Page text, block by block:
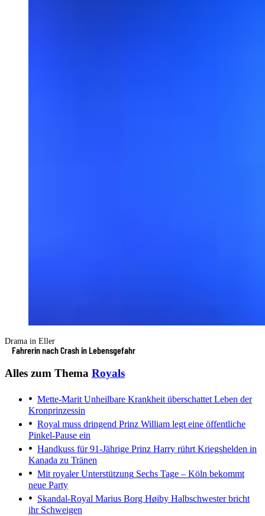
Drama in Eller
Fahrerin nach Crash in Lebensgefahr
Alles zum Thema Royals
Mette-Marit Unheilbare Krankheit überschattet Leben der
Kronprinzessin
Royal muss dringend Prinz William legt eine öffentliche
Pinkel-Pause ein
Handkuss für 91-Jährige Prinz Harry rührt Kriegshelden in
Kanada zu Tränen
Mit royaler Unterstützung Sechs Tage – Köln bekommt
neue Party
Skandal-Royal Marius Borg Høiby Halbschwester bricht
ihr Schweigen